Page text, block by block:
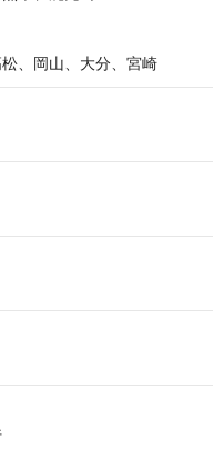
、岡山、大分、宮崎